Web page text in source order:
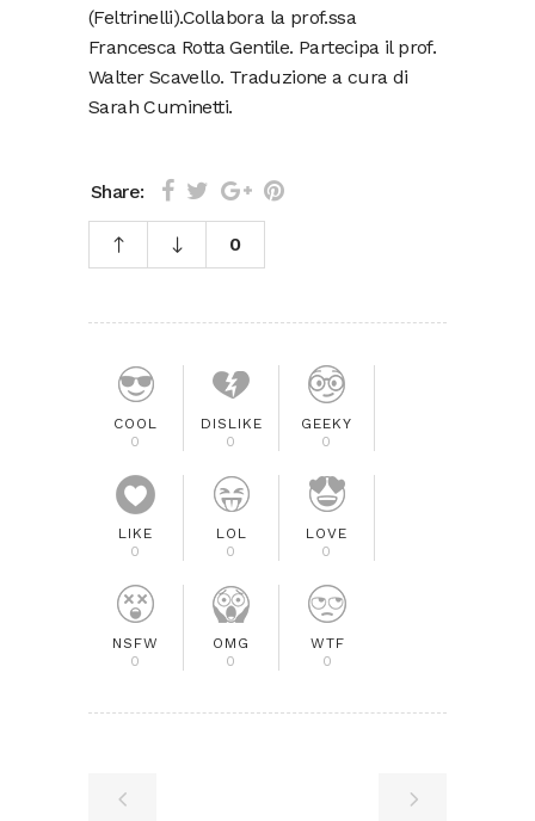
(Feltrinelli).Collabora la prof.ssa
Francesca Rotta Gentile. Partecipa il prof.
Walter Scavello. Traduzione a cura di
Sarah Cuminetti.
Share:
0
COOL
0
DISLIKE
0
GEEKY
0
LIKE
0
LOL
0
LOVE
0
NSFW
0
OMG
0
WTF
0